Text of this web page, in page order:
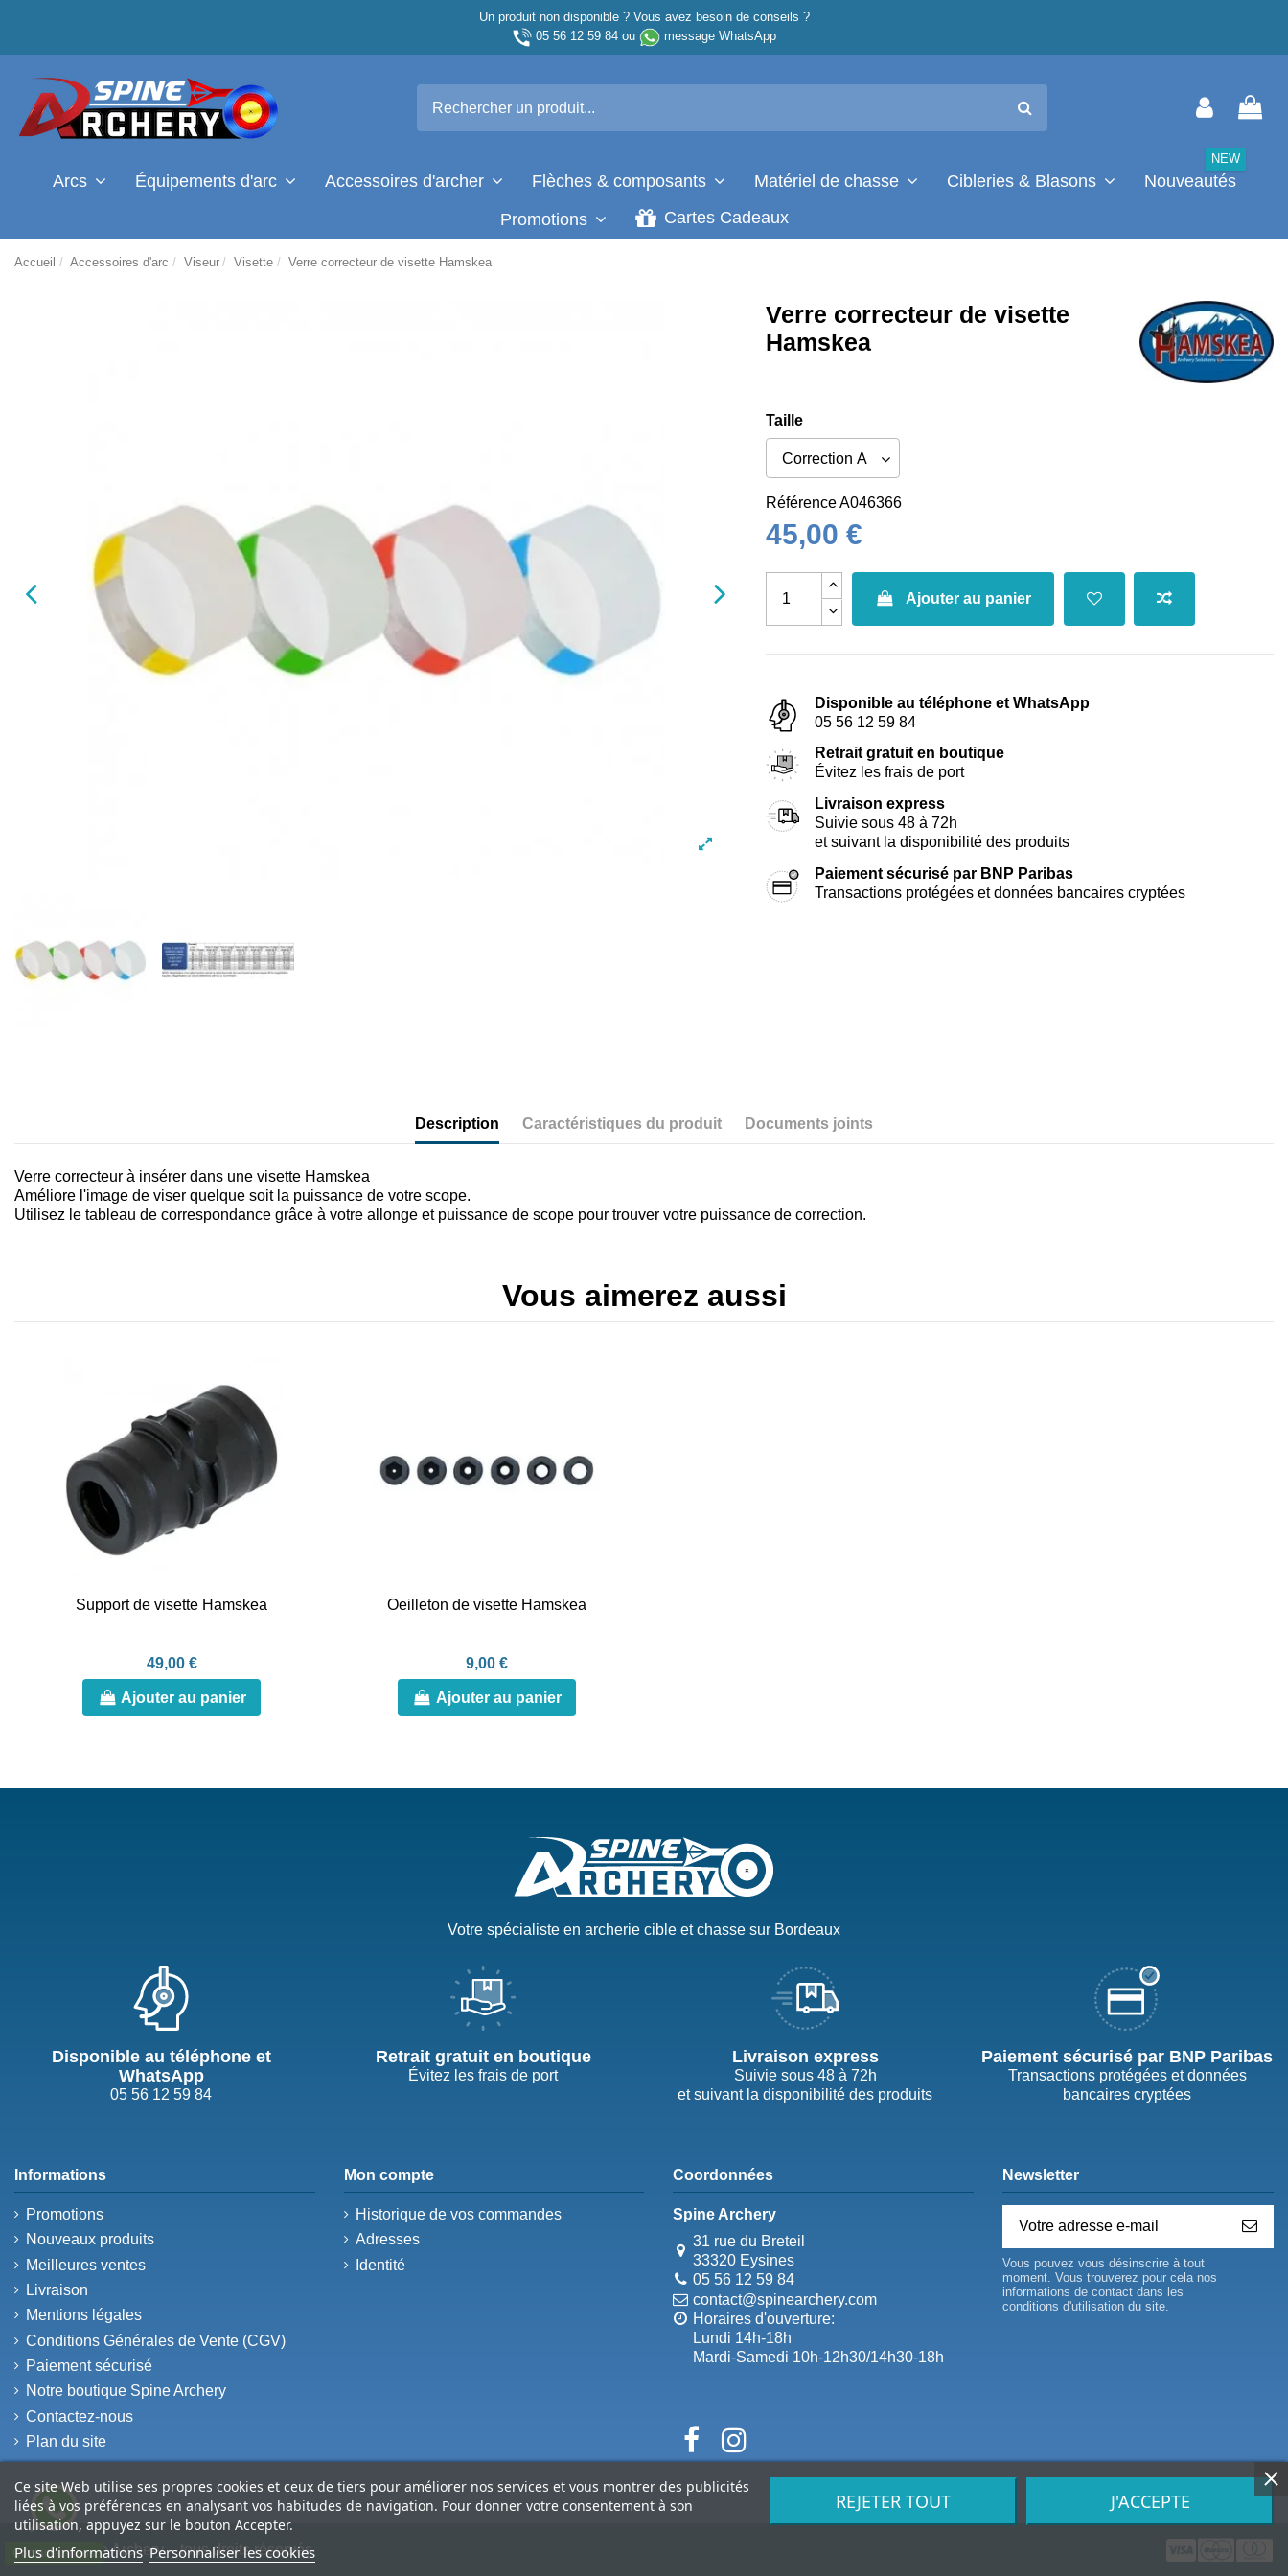
Un produit non disponible ? Vous avez besoin de conseils ?
05 56 12 59 84ou message WhatsApp
Arcs Équipements d'arc Accessoires d'archer Flèches & composants Matériel de chasse Cibleries & Blasons Nouveautés
NEW
Promotions Cartes Cadeaux
Accueil Accessoires d'arc Viseur Visette Verre correcteur de visette Hamskea
Verre correcteur de visette
Hamskea
Taille
RéférenceA046366
45,00 €
Ajouter au panier
Disponible au téléphone et WhatsApp
05 56 12 59 84
Retrait gratuit en boutique
Évitez les frais de port
Livraison express
Suivie sous 48 à 72h
et suivant la disponibilité des produits
Paiement sécurisé par BNP Paribas
Transactions protégées et données bancaires cryptées
Description Caractéristiques du produit Documents joints
Verre correcteur à insérer dans une visette Hamskea
Améliore l'image de viser quelque soit la puissance de votre scope.
Utilisez le tableau de correspondance grâce à votre allonge et puissance de scope pour trouver votre puissance de correction.
Vous aimerez aussi
Support de visette Hamskea
49,00 €
Ajouter au panier
Oeilleton de visette Hamskea
9,00 €
Ajouter au panier
Votre spécialiste en archerie cible et chasse sur Bordeaux
Disponible au téléphone et
WhatsApp
05 56 12 59 84
Retrait gratuit en boutique
Évitez les frais de port
Livraison express
Suivie sous 48 à 72h
et suivant la disponibilité des produits
Paiement sécurisé par BNP Paribas
Transactions protégées et données
bancaires cryptées
Informations
Promotions
Nouveaux produits
Meilleures ventes
Livraison
Mentions légales
Conditions Générales de Vente (CGV)
Paiement sécurisé
Notre boutique Spine Archery
Contactez-nous
Plan du site
Mon compte
Historique de vos commandes
Adresses
Identité
Coordonnées
Spine Archery
31 rue du Breteil
33320 Eysines
05 56 12 59 84
contact@spinearchery.com
Horaires d'ouverture:
Lundi 14h-18h
Mardi-Samedi 10h-12h30/14h30-18h
Ce site Web utilise ses propres cookies et ceux de tiers pour améliorer nos services et vous montrer des publicités
liées à vos préférences en analysant vos habitudes de navigation. Pour donner votre consentement à son
utilisation, appuyez sur le bouton Accepter.
Plus d'informations Personnaliser les cookies
REJETER TOUT J'ACCEPTE
Contactez-nous
Newsletter
Vous pouvez vous désinscrire à tout
moment. Vous trouverez pour cela nos
informations de contact dans les
conditions d'utilisation du site.
© 2026 Spine Archery – tous droits réservés